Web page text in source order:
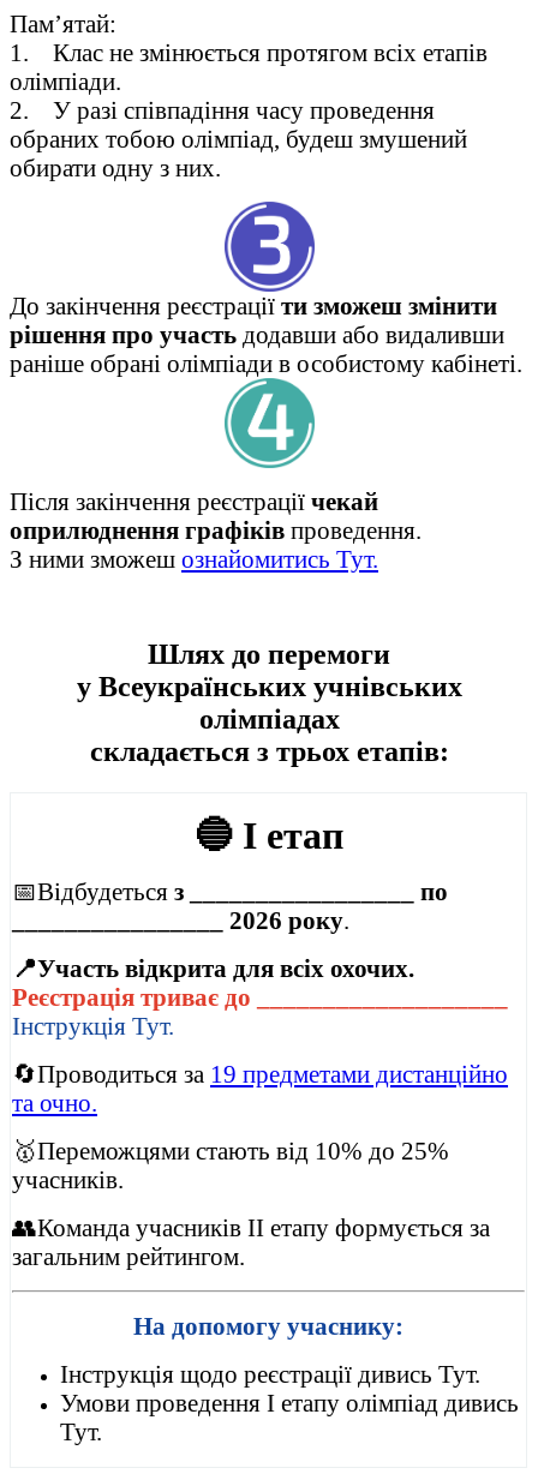
Пам’ятай:
1. Клас не змінюється протягом всіх етапів
олімпіади.
2. У разі співпадіння часу проведення
обраних тобою олімпіад, будеш змушений
обирати одну з них.
До закінчення реєстрації ти зможеш змінити
рішення про участь додавши або видаливши
раніше обрані олімпіади в особистому кабінеті.
Після закінчення реєстрації чекай
оприлюднення графіків проведення.
З ними зможеш ознайомитись Тут.
Шлях до перемоги
у Всеукраїнських учнівських
олімпіадах
складається з трьох етапів:
🔵 I етап
📅Відбудеться з _________________ по
________________ 2026 року.
📍Участь відкрита для всіх охочих.
Реєстрація триває до ___________________
Інструкція Тут.
🔄Проводиться за 19 предметами дистанційно
та очно.
🥇Переможцями стають від 10% до 25%
учасників.
👥Команда учасників ІІ етапу формується за
загальним рейтингом.
На допомогу учаснику:
Інструкція щодо реєстрації дивись Тут.
Умови проведення І етапу олімпіад дивись
Тут.